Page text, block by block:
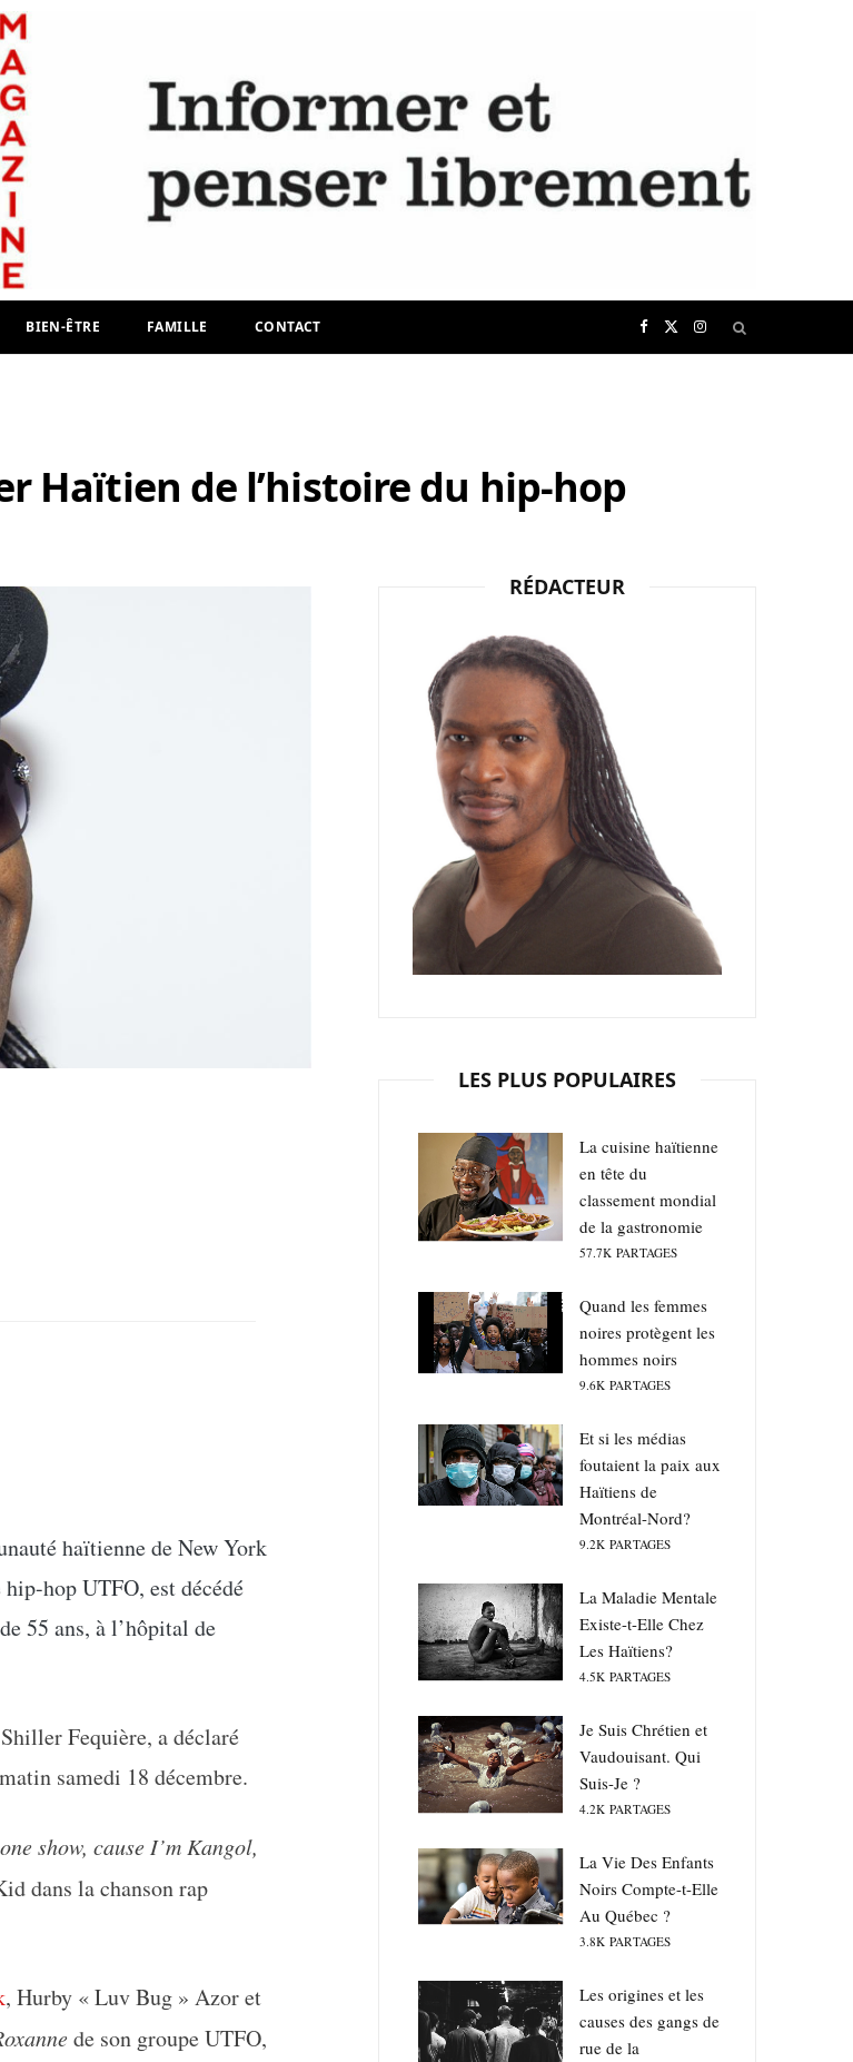
F I
BIEN-ÊTRE FAMILLE CONTACT
Haïtien de l’histoire du hip-hop
haïtienne de New York
hop UTFO, est décédé
55 ans, à l’hôpital de
Fequière, a déclaré
samedi 18 décembre.
show, cause I’m Kangol,
dans la chanson rap
, Hurby « Luv Bug » Azor et
de son groupe UTFO,
RÉDACTEUR
LES PLUS POPULAIRES
La cuisine haïtienne
en tête du
classement mondial
de la gastronomie
57.7K PARTAGES
Quand les femmes
noires protègent les
hommes noirs
9.6K PARTAGES
Et si les médias
foutaient la paix aux
Haïtiens de
Montréal-Nord?
9.2K PARTAGES
La Maladie Mentale
Existe-t-Elle Chez
Les Haïtiens?
4.5K PARTAGES
Je Suis Chrétien et
Vaudouisant. Qui
Suis-Je ?
4.2K PARTAGES
La Vie Des Enfants
Noirs Compte-t-Elle
Au Québec ?
3.8K PARTAGES
Les origines et les
causes des gangs de
rue de la